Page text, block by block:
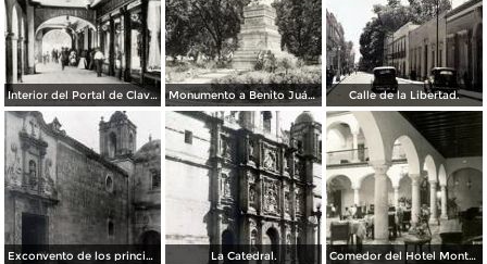
Interior del Portal de Clavería Monumento a Benito Juárez Calle de la Libertad.
Exconvento de los principes. La Catedral. Comedor del Hotel Monte Albán